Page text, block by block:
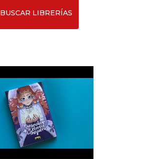
BUSCAR LIBRERÍAS